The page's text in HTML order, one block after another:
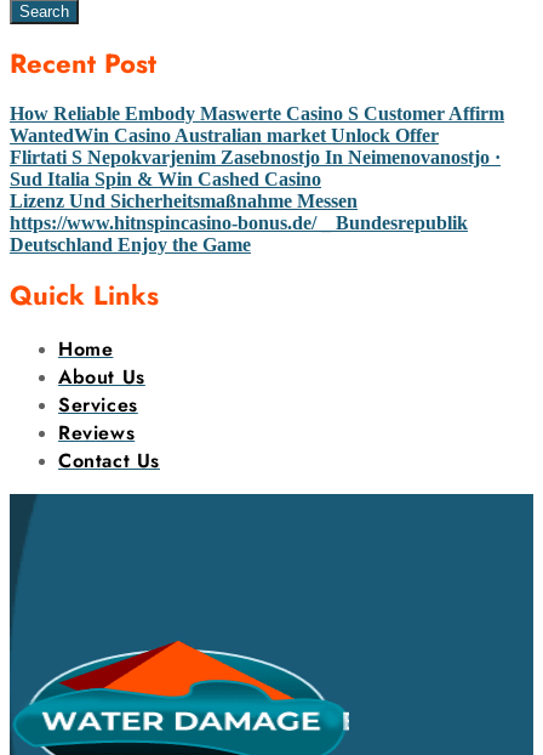
Search
Recent Post
How Reliable Embody Maswerte Casino S Customer Affirm
WantedWin Casino Australian market Unlock Offer
Flirtati S Nepokvarjenim Zasebnostjo In Neimenovanostjo ·
Sud Italia Spin & Win Cashed Casino
Lizenz Und Sicherheitsmaßnahme Messen
https://www.hitnspincasino-bonus.de/ _ Bundesrepublik
Deutschland Enjoy the Game
Quick Links
Home
About Us
Services
Reviews
Contact Us